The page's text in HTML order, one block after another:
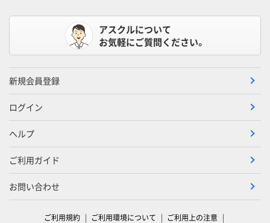
アスクルについて
お気軽にご質問ください。
新規会員登録
ログイン
ヘルプ
ご利用ガイド
お問い合わせ
ご利用規約 ご利用環境について ご利用上の注意